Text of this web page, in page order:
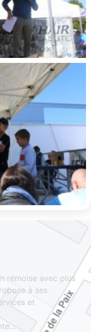
rémoise avec plus
à ses
et